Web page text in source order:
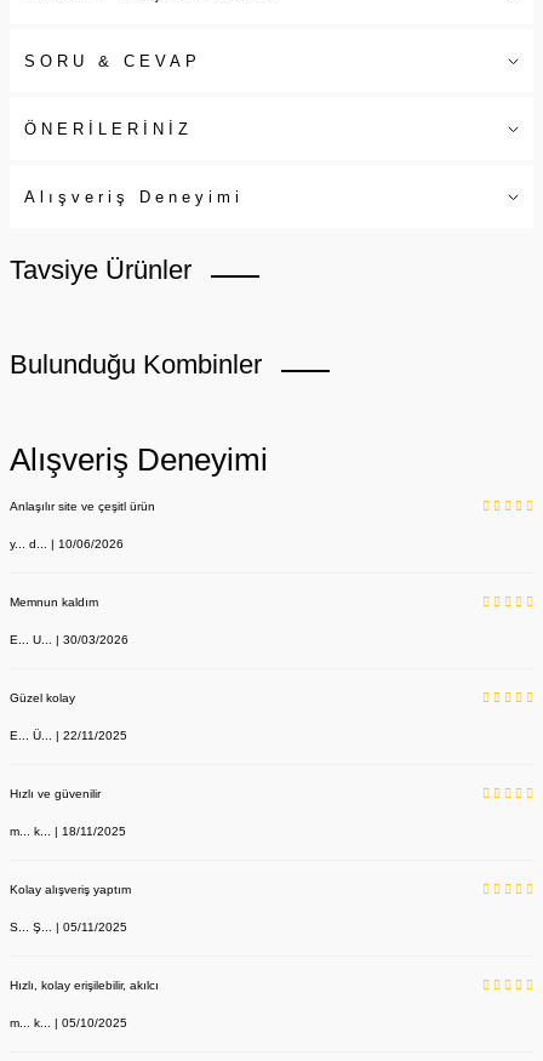
SORU & CEVAP
ÖNERİLERİNİZ
Alışveriş Deneyimi
Tavsiye Ürünler
Bulunduğu Kombinler
Labor Medikal Tekstil
Alışveriş Deneyimi
Anlaşılır site ve çeşitl ürün
y... d... | 10/06/2026
Memnun kaldım
E... U... | 30/03/2026
Güzel kolay
E... Ü... | 22/11/2025
Hızlı ve güvenilir
m... k... | 18/11/2025
Kolay alışveriş yaptım
S... Ş... | 05/11/2025
Hızlı, kolay erişilebilir, akılcı
m... k... | 05/10/2025